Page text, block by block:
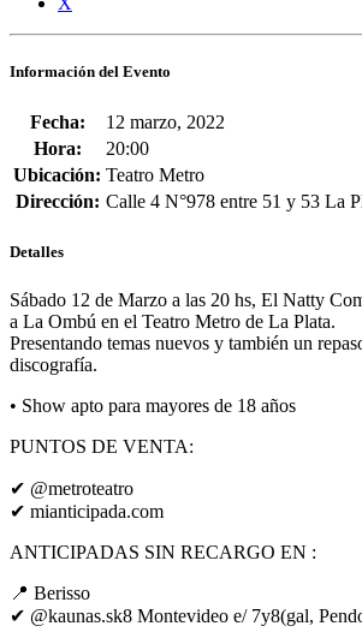
Información del Evento
Fecha:
12 marzo, 2022
Hora:
20:00
Ubicación: Teatro Metro
Dirección: Calle 4 N°978 entre 51 y 53 La
Detalles
Sábado 12 de Marzo a las 20 hs, El Natty
a La Ombú en el Teatro Metro de La Plata.
Presentando temas nuevos y también un
discografía.
• Show apto para mayores de 18 años
PUNTOS DE VENTA:
✔ @metroteatro
✔ mianticipada.com
ANTICIPADAS SIN RECARGO EN :
📍 Berisso
✔ @kaunas.sk8 Montevideo e/ 7y8(gal,